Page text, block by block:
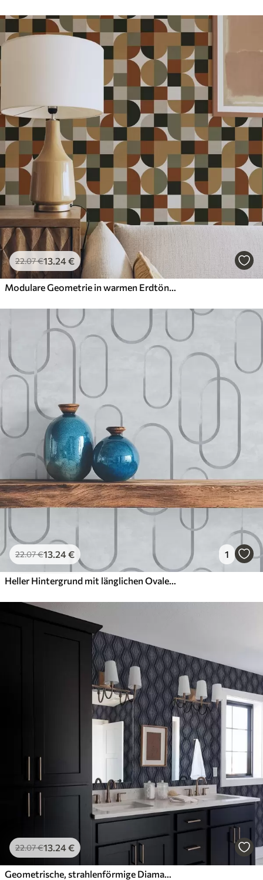
22.07€13.24€
Modulare Geometrie in warmen Erdtönen
22.07€13.24€ 1
Heller Hintergrund mit länglichen Ovalen, graue Umrisse
22.07€13.24€
Geometrische, strahlenförmige Diamanten auf dunkelblauem Hintergrund